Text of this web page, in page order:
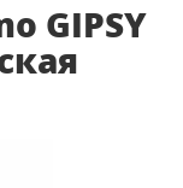
GIPSY